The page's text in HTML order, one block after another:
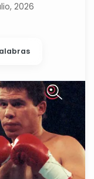
2026